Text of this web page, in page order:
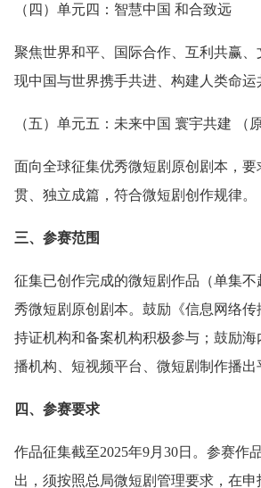
（四）单元四：智慧中国 和合致远
聚焦世界和平、国际合作、互利共赢
现中国与世界携手共进、构建人类命运
（五）单元五：未来中国 寰宇共建 （
面向全球征集优秀微短剧原创剧本，
贯、独立成篇，符合微短剧创作规律。
三、参赛范围
征集已创作完成的微短剧作品（单集不
秀微短剧原创剧本。鼓励《信息网络传
持证机构和备案机构积极参与；鼓励
播机构、短视频平台、微短剧制作播出
四、参赛要求
作品征集截至2025年9月30日。参赛作
出，须按照总局微短剧管理要求，在